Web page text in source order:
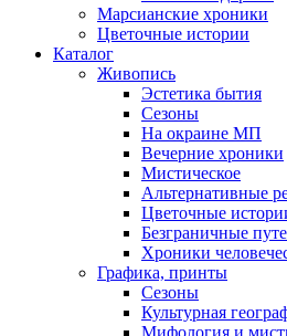
Марсианские хроники
Цветочные истории
Каталог
Живопись
Эстетика бытия
Сезоны
На окраине МП
Вечерние хроники
Мистическое
Альтернативные
Цветочные
Безграничные
Хроники
Графика, принты
Сезоны
Культурная
Мифология и